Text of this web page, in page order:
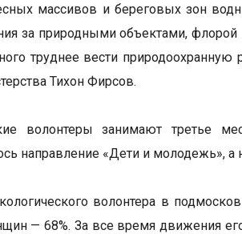
массивов и береговых зон
за природными объектами,
труднее вести природоохранную
Тихон Фирсов.
волонтеры занимают третье
направление «Дети и молодежь», а
волонтера в
— 68%. За все время движения